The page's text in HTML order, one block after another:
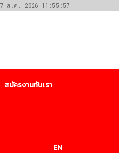
7 ส.ค. 2026 11:55:57
สมัครงานกับเรา
EN